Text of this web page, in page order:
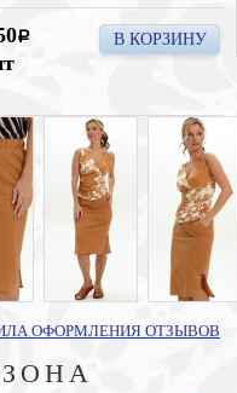
a В КОРЗИНУ
ОФОРМЛЕНИЯ ОТЗЫВОВ